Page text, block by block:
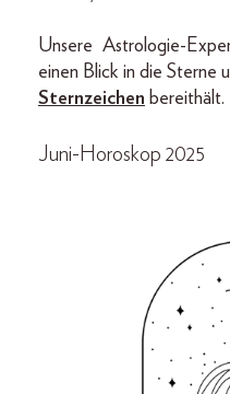
Unsere Astrologie-
einen Blick in die Sterne
Sternzeichen bereithält.
Juni-Horoskop 2025